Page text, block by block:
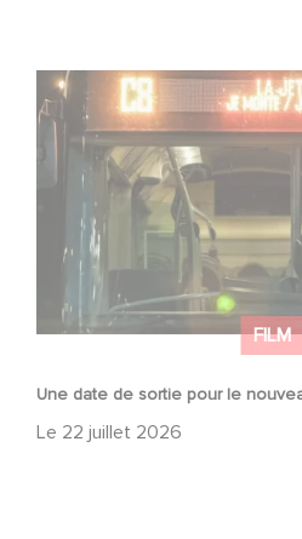
FILM
Une date de sortie pour le
Le 22 juillet 2026
Une date de sortie pour le
Dubosc